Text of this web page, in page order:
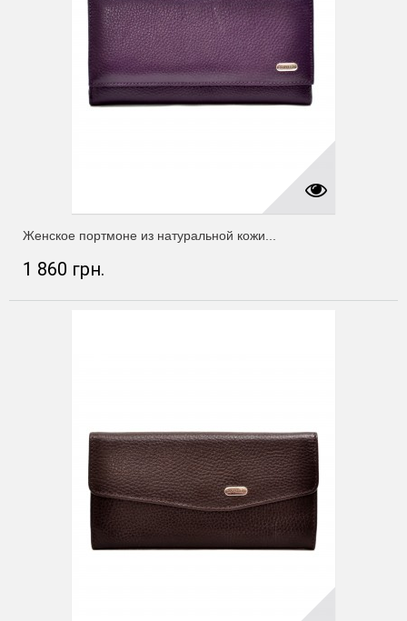
Женское портмоне из натуральной кожи...
1 860 грн.